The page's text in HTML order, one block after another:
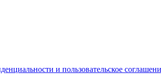
и пользовательское